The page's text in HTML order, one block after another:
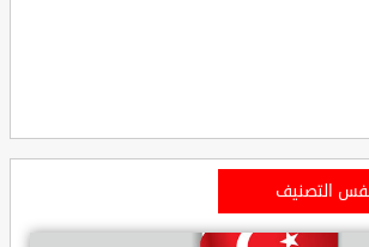
التصنيف